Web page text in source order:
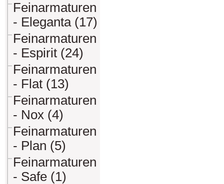
Feinarmaturen
- Eleganta (17)
Feinarmaturen
- Espirit (24)
Feinarmaturen
- Flat (13)
Feinarmaturen
- Nox (4)
Feinarmaturen
- Plan (5)
Feinarmaturen
- Safe (1)